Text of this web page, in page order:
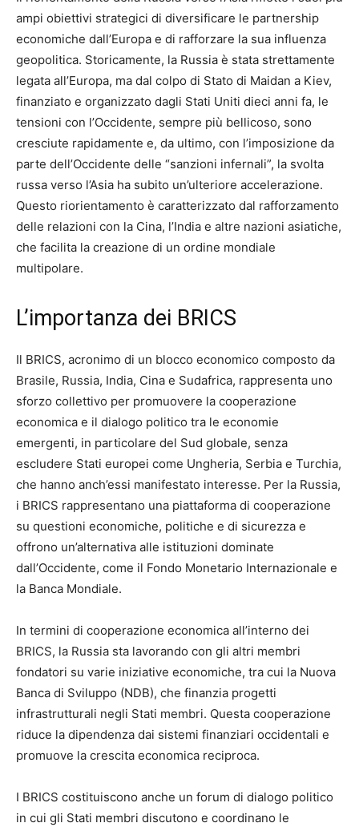
ampi obiettivi strategici di diversificare le partnership
economiche dall’Europa e di rafforzare la sua influenza
geopolitica. Storicamente, la Russia è stata strettamente
legata all’Europa, ma dal colpo di Stato di Maidan a Kiev,
finanziato e organizzato dagli Stati Uniti dieci anni fa, le
tensioni con l’Occidente, sempre più bellicoso, sono
cresciute rapidamente e, da ultimo, con l’imposizione da
parte dell’Occidente delle “sanzioni infernali”, la svolta
russa verso l’Asia ha subito un’ulteriore accelerazione.
Questo riorientamento è caratterizzato dal rafforzamento
delle relazioni con la Cina, l’India e altre nazioni asiatiche,
che facilita la creazione di un ordine mondiale
multipolare.
L’importanza dei BRICS
Il BRICS, acronimo di un blocco economico composto da
Brasile, Russia, India, Cina e Sudafrica, rappresenta uno
sforzo collettivo per promuovere la cooperazione
economica e il dialogo politico tra le economie
emergenti, in particolare del Sud globale, senza
escludere Stati europei come Ungheria, Serbia e Turchia,
che hanno anch’essi manifestato interesse. Per la Russia,
i BRICS rappresentano una piattaforma di cooperazione
su questioni economiche, politiche e di sicurezza e
offrono un’alternativa alle istituzioni dominate
dall’Occidente, come il Fondo Monetario Internazionale e
la Banca Mondiale.
In termini di cooperazione economica all’interno dei
BRICS, la Russia sta lavorando con gli altri membri
fondatori su varie iniziative economiche, tra cui la Nuova
Banca di Sviluppo (NDB), che finanzia progetti
infrastrutturali negli Stati membri. Questa cooperazione
riduce la dipendenza dai sistemi finanziari occidentali e
promuove la crescita economica reciproca.
I BRICS costituiscono anche un forum di dialogo politico
in cui gli Stati membri discutono e coordinano le